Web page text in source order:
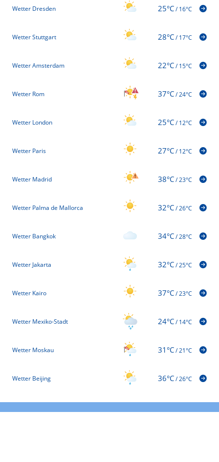
Wetter Dresden 25°C/16°C
Wetter Stuttgart 28°C/17°C
Wetter Amsterdam 22°C/15°C
Wetter Rom 37°C/24°C
Wetter London 25°C/12°C
Wetter Paris 27°C/12°C
Wetter Madrid 38°C/23°C
Wetter Palma de Mallorca 32°C/26°C
Wetter Bangkok 34°C/28°C
Wetter Jakarta 32°C/25°C
Wetter Kairo 37°C/23°C
Wetter Mexiko-Stadt 24°C/14°C
Wetter Moskau 31°C/21°C
Wetter Beijing 36°C/26°C